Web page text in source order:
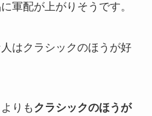
軍配が上がりそうです。
はクラシックのほうが好
りも クラシックのほうが